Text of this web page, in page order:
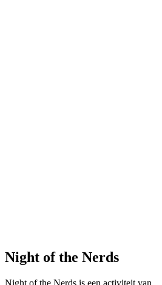
Night of the Nerds
Night of the Nerds is een activiteit van